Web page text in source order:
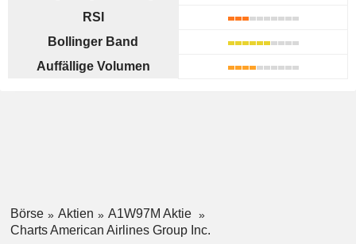
RSI
Bollinger Band
Auffällige Volumen
Börse Aktien
A1W97M Aktie
Charts American Airlines Group Inc.